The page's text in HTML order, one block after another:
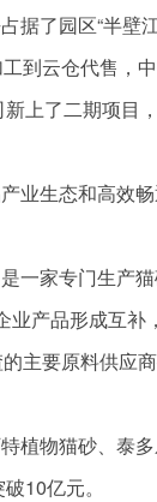
了园区“半壁
到云仓代售，
上了二期项目
业生态和高效
一家专门生产
产品形成互补
主要原料供
植物猫砂、泰
10亿元。